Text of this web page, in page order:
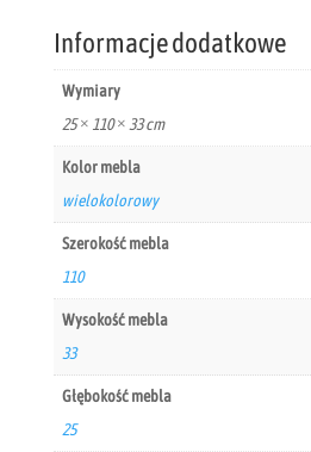
Informacje dodatkowe
Wymiary
25 × 110 × 33 cm
Kolor mebla
wielokolorowy
Szerokość mebla
110
Wysokość mebla
33
Głębokość mebla
25